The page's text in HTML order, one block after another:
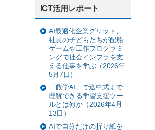
ICT活用レポート
AI最適化企業グリッド、
社員の子どもたちが配船
ゲームや工作プログラミ
ングで社会インフラを支
える仕事を学ぶ（2026年
5月7日）
「数学AI」で途中式まで
理解できる学習支援ツー
ルとは何か（2026年4月
13日）
AIで自分だけの折り紙を